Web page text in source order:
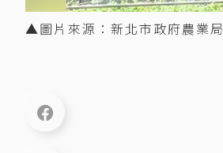
▲圖片來源：新北市政府農業局